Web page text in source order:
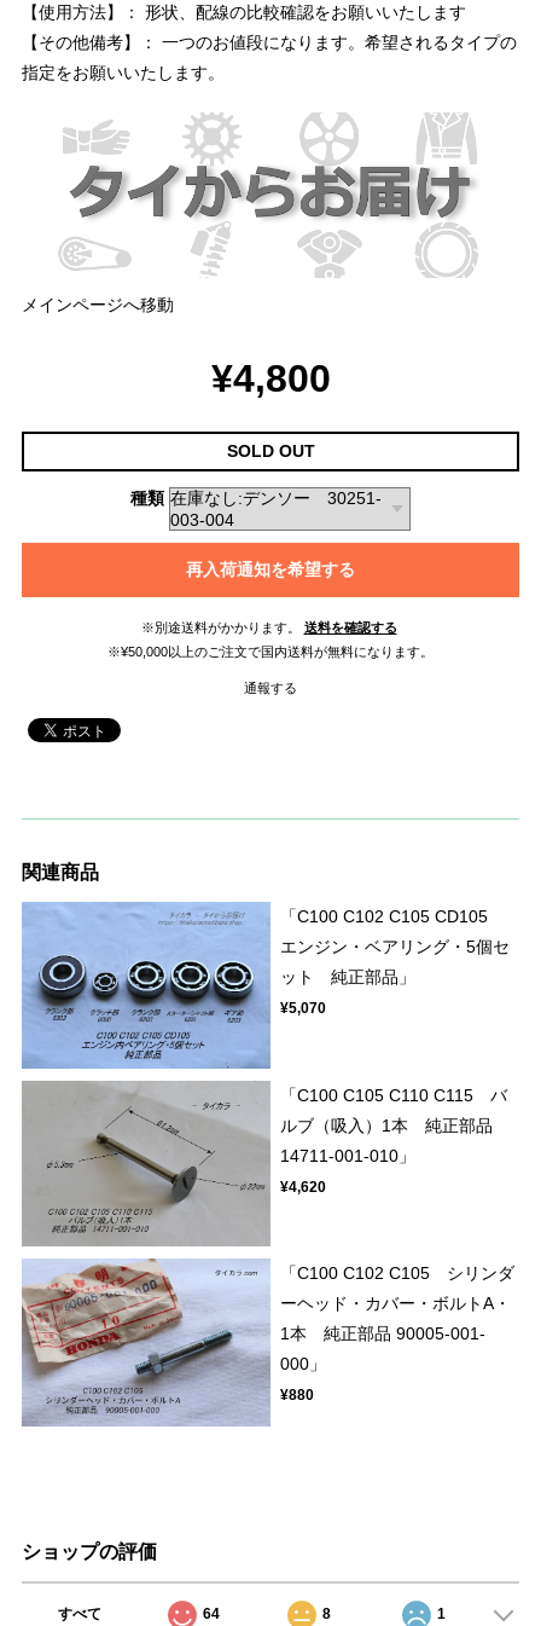
【使用方法】： 形状、配線の比較確認をお願いいたします
【その他備考】： 一つのお値段になります。希望されるタイプの
指定をお願いいたします。
メインページへ移動
¥4,800
SOLD OUT
種類
再入荷通知を希望する
※別途送料がかかります。
送料を確認する
※¥50,000以上のご注文で国内送料が無料になります。
通報する
関連商品
「C100 C102 C105 CD105
エンジン・ベアリング・5個セ
ット 純正部品」
¥5,070
「C100 C105 C110 C115 バ
ルブ（吸入）1本 純正部品
14711-001-010」
¥4,620
「C100 C102 C105 シリンダ
ーヘッド・カバー・ボルトA・
1本 純正部品 90005-001-
000」
¥880
ショップの評価
すべて 64 8 1